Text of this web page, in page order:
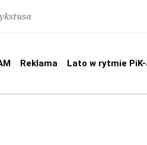
Reklama Lato w rytmie